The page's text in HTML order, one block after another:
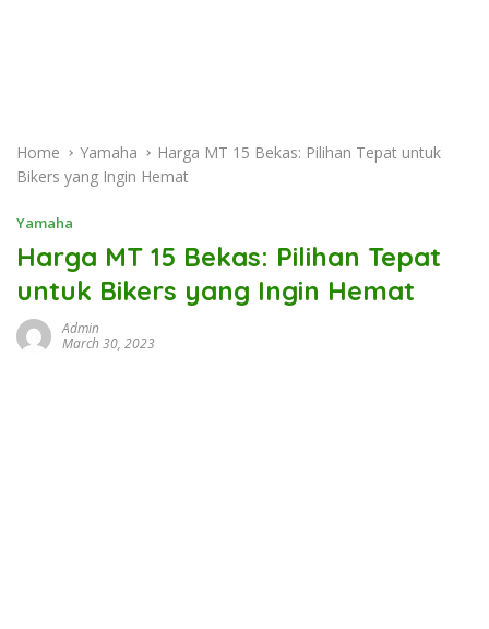
Home Yamaha
Harga MT 15 Bekas: Pilihan Tepat untuk
Bikers yang Ingin Hemat
Yamaha
Harga MT 15 Bekas: Pilihan Tepat
untuk Bikers yang Ingin Hemat
Admin
March 30, 2023